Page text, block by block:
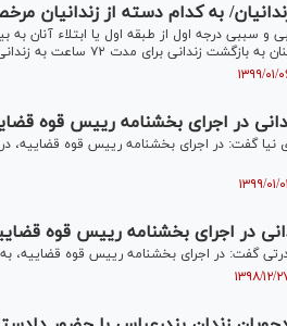
به کدام دسته از زندانیان
و سببی درجه اول از طبقه اول یا ابتلاء آنان به
برای مدت ٧٢ ساعت به زندانی مرخصی اعطاء کند.
بخشنامه رییس قوه قضاییه، به ۱۶۰۰ زندانی در قزوین مرخصی داده شد.